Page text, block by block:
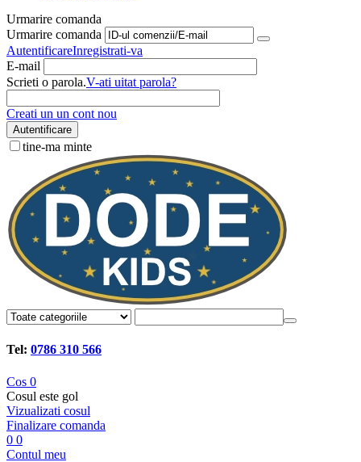
Urmarire comanda
Urmarire comanda
AutentificareInregistrati-va
E-mail
Scrieti o parola.V-ati uitat parola?
Creati un un cont nou
Autentificare
tine-ma minte
Tel: 0786 310 566
Cos 0
Cosul este gol
Vizualizati cosul
Finalizare comanda
0 0
Contul meu